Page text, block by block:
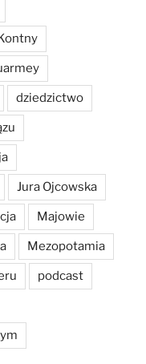
dziedzictwo
Jura Ojcowska
Majowie
Mezopotamia
podcast